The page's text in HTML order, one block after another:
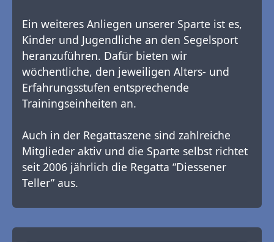
Ein weiteres Anliegen unserer Sparte ist es,
Kinder und Jugendliche an den Segelsport
heranzuführen. Dafür bieten wir
wöchentliche, den jeweiligen Alters- und
Erfahrungsstufen entsprechende
Trainingseinheiten an.
Auch in der Regattaszene sind zahlreiche
Mitglieder aktiv und die Sparte selbst richtet
seit 2006 jährlich die Regatta “Diessener
Teller” aus.